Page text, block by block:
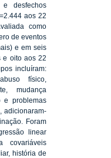
e desfechos
aos 22
como
de eventos
e em seis
e oito aos 22
incluíram:
físico,
mudança
e problemas
adicionaram-
Foram
linear
covariáveis
história de